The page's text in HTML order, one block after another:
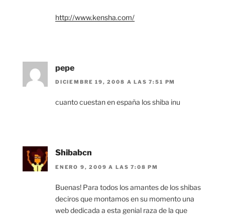
http://www.kensha.com/
pepe
DICIEMBRE 19, 2008 A LAS 7:51 PM
cuanto cuestan en españa los shiba inu
Shibabcn
ENERO 9, 2009 A LAS 7:08 PM
Buenas! Para todos los amantes de los shibas
deciros que montamos en su momento una
web dedicada a esta genial raza de la que